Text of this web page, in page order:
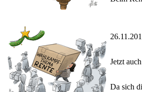
Jetzt
Da sich